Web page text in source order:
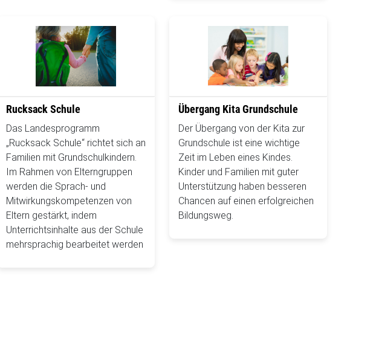
Rucksack Schule
Das Landesprogramm
„Rucksack Schule“ richtet sich an
Familien mit Grundschulkindern.
Im Rahmen von Elterngruppen
werden die Sprach- und
Mitwirkungskompetenzen von
Eltern gestärkt, indem
Unterrichtsinhalte aus der Schule
mehrsprachig bearbeitet werden
Übergang Kita Grundschule
Der Übergang von der Kita zur
Grundschule ist eine wichtige
Zeit im Leben eines Kindes.
Kinder und Familien mit guter
Unterstützung haben besseren
Chancen auf einen erfolgreichen
Bildungsweg.